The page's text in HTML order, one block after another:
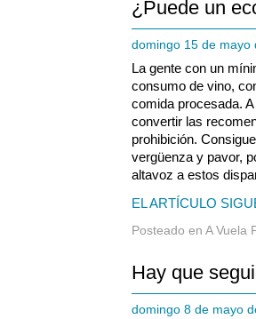
¿Puede un
domingo 15 de mayo
La gente con un
consumo de vino,
comida procesada.
convertir las
prohibición.
vergüenza y pavor,
altavoz a estos
EL ARTÍCULO
Posteado en A Vuela
Hay que
domingo 8 de mayo